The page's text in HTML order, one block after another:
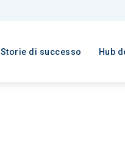
Storie di successo Hub